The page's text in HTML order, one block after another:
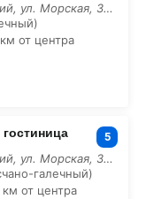
п. Новомихайловский, ул. Морская, 39/б
от центра
5
п. Новомихайловский, ул. Морская, 32/б
галечный)
км от центра